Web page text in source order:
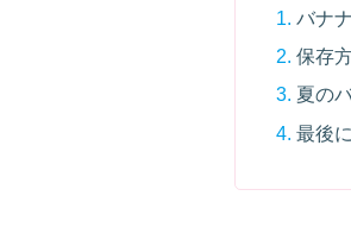
バナ
保存
夏の
最後